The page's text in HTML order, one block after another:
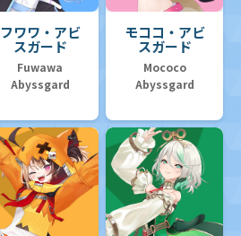
フワワ・アビ
スガード
Fuwawa
Abyssgard
モココ・アビ
スガード
Mococo
Abyssgard